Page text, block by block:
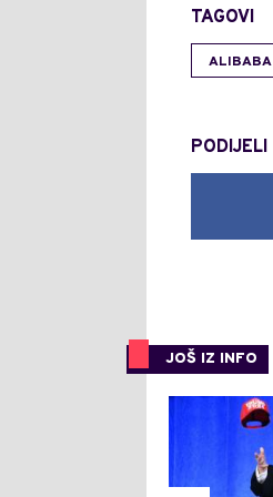
TAGOVI
ALIBABA
PODIJELI
JOŠ IZ INFO